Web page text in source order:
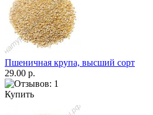
Пшеничная крупа, высший сорт
29.00 р.
Купить